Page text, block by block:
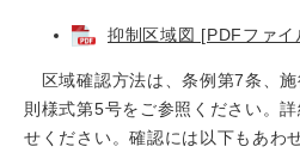
抑制区域図 [PDFファ
区域確認方法は、条例第7条、
則様式第5号をご参照ください。
せください。確認には以下もあわ